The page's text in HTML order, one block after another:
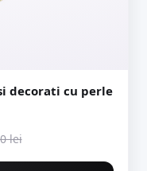
decorati cu perle
lei